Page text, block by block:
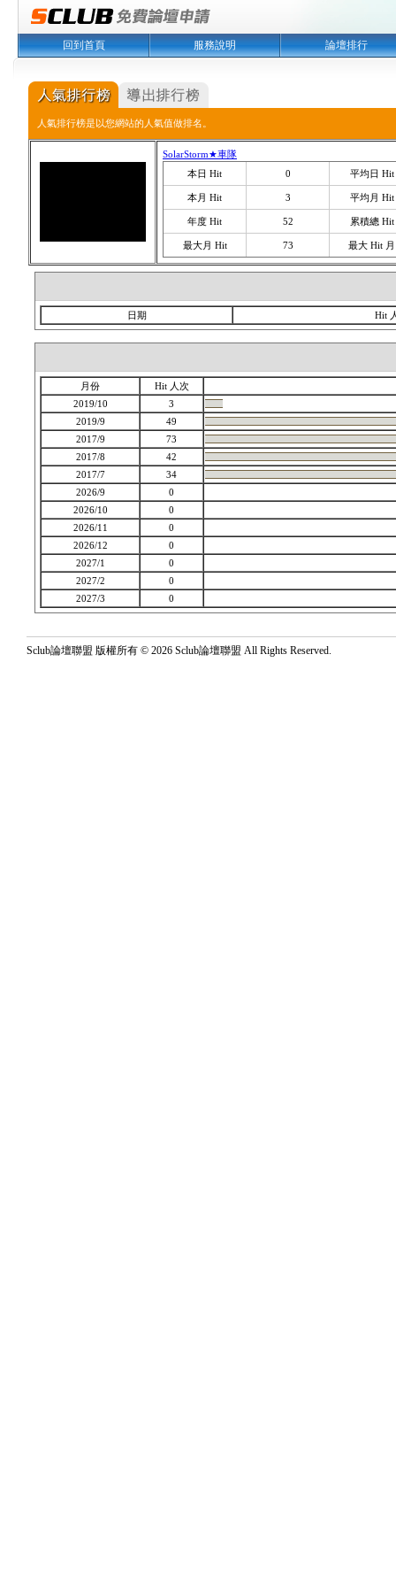
回到首頁 服務說明 論壇排行
人氣排行榜是以您網站的人氣值做排名。
SolarStorm★車隊
本日 Hit
0 平均日 Hit
本月 Hit 3 平均月 Hit
年度 Hit 52 累積總 Hit
最大月 Hit 73 最大 Hit 月
日期 Hit
月份
Hit 人次
2019/10
3
2019/9
49
2017/9
73
2017/8
42
2017/7
34
2026/9
0
2026/10
0
2026/11
0
2026/12
0
2027/1
0
2027/2
0
2027/3
0
Sclub論壇聯盟 版權所有 © 2026 Sclub論壇聯盟 All Rights Reserved.